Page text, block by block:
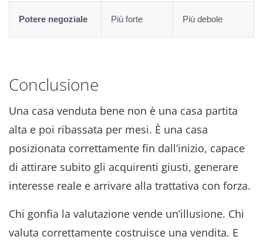
Potere negoziale Più forte Più debole
Conclusione
Una casa venduta bene non è una casa partita
alta e poi ribassata per mesi. È una casa
posizionata correttamente fin dall’inizio, capace
di attirare subito gli acquirenti giusti, generare
interesse reale e arrivare alla trattativa con forza.
Chi gonfia la valutazione vende un’illusione. Chi
valuta correttamente costruisce una vendita. E